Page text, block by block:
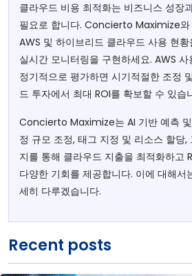
클라우드 비용 최적화는 비즈니스 성장
필요로 합니다. Concierto Maximize와
AWS 및 하이브리드 클라우드 사용 현
실시간 모니터링을 구현하세요. AWS
정기적으로 평가하면 시기적절한 조정
드 투자에서 최대 ROI를 확보할 수 있습
Concierto Maximize는 AI 기반 예측 및
정 규모 조정, 태그 지정 및 리소스 할당,
지를 통해 클라우드 지출을 최적화하고
다양한 기회를 제공합니다. 이에 대해서
세히 다루겠습니다.
Recent posts